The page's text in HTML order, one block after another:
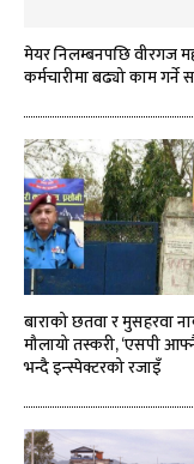
मेयर निलम्बनपछि वीरगज
कर्मचारीमा बढ्यो काम गर्ने
बाराको छतवा र मुसहरवा
मौलायो तस्करी, ‘एसपी
भन्दै इन्स्पेक्टरको रजाइँ